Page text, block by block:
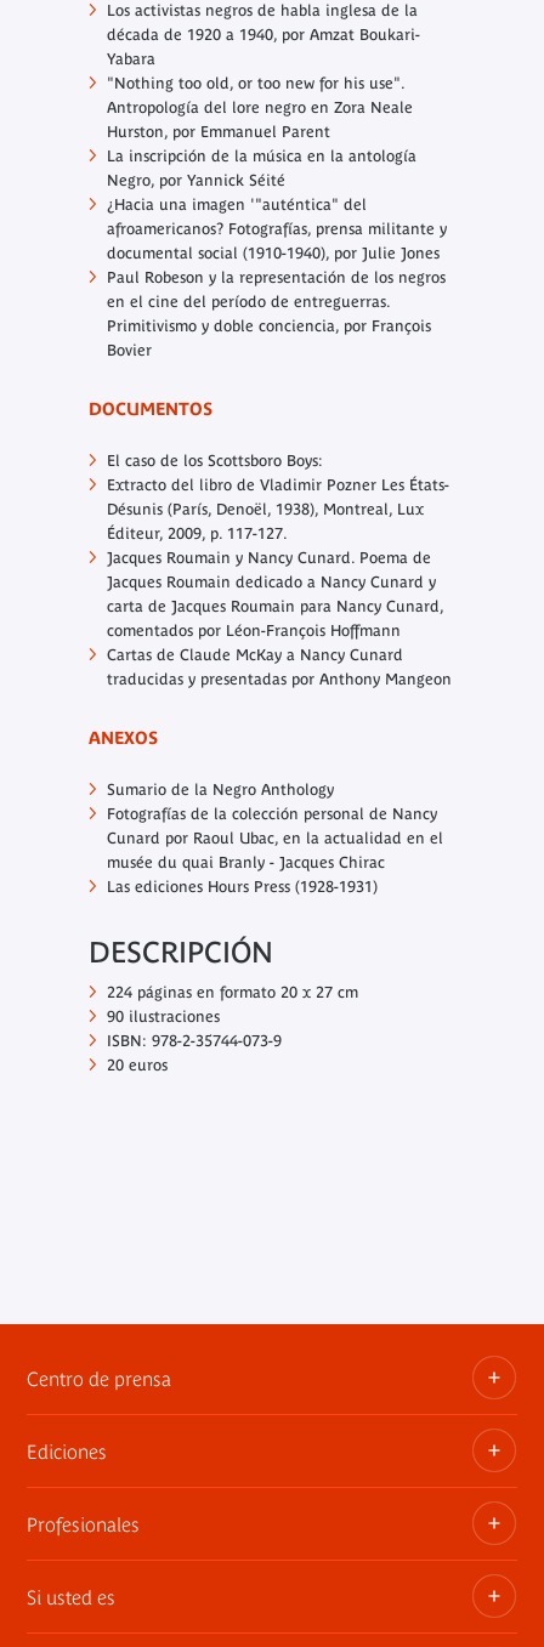
Los activistas negros de habla inglesa de la
década de 1920 a 1940, por Amzat Boukari-
Yabara
"Nothing too old, or too new for his use".
Antropología del lore negro en Zora Neale
Hurston, por Emmanuel Parent
La inscripción de la música en la antología
Negro, por Yannick Séité
¿Hacia una imagen '"auténtica" del
afroamericanos? Fotografías, prensa militante y
documental social (1910-1940), por Julie Jones
Paul Robeson y la representación de los negros
en el cine del período de entreguerras.
Primitivismo y doble conciencia, por François
Bovier
DOCUMENTOS
El caso de losScottsboro Boys:
Extracto del libro de Vladimir Pozner Les États-
Désunis(París, Denoël, 1938), Montreal, Lux
Éditeur, 2009, p. 117-127.
Jacques Roumain y Nancy Cunard. Poema de
Jacques Roumain dedicado a Nancy Cunard y
carta de Jacques Roumain para Nancy Cunard,
comentados por Léon-François Hoffmann
Cartas de Claude McKay a Nancy Cunard
traducidas y presentadas por Anthony Mangeon
ANEXOS
Sumario de la Negro Anthology
Fotografías de la colección personal de Nancy
Cunard por Raoul Ubac, en la actualidad en el
musée du quai Branly - Jacques Chirac
Las ediciones Hours Press (1928-1931)
DESCRIPCIÓN
224 páginas en formato 20 x 27 cm
90 ilustraciones
ISBN: 978-2-35744-073-9
20 euros
Centro de prensa
Dosieres, comunicados de prensa, anuncios de
exposiciones
Ediciones
Las publicaciones del museo
Profesionales
Privatiza los espacios
Si usted es